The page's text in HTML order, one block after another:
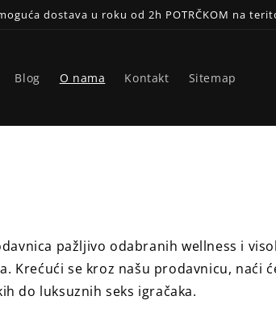
dostava u roku od 2h POTRČKOM na
Blog O nama Kontakt Sitemap
pažljivo odabranih wellness i
Krećući se kroz našu prodavnicu, naći
do luksuznih seks igračaka.